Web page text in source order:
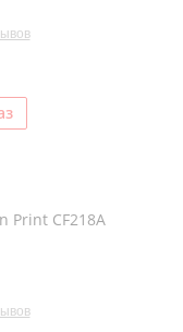
Print CF218A